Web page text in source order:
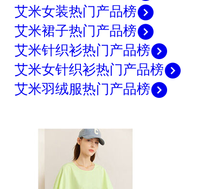
艾米女装热门产品榜
艾米裙子热门产品榜
艾米针织衫热门产品榜
艾米女针织衫热门产品榜
艾米羽绒服热门产品榜